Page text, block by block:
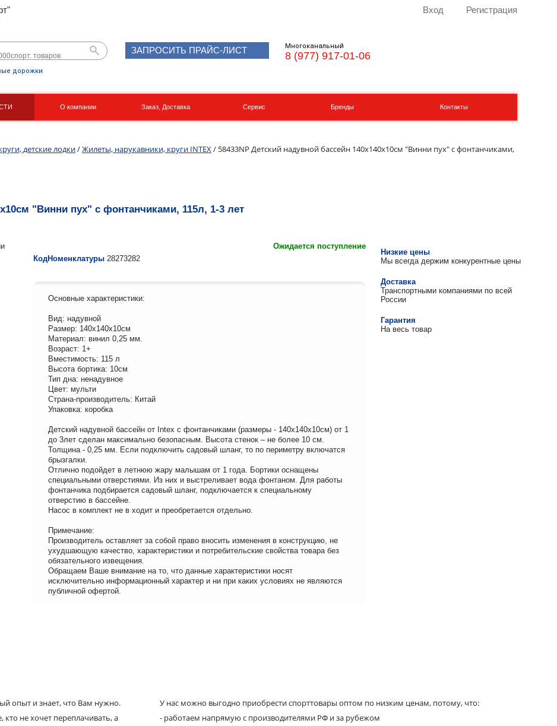
Вход Регистрация
дорожки
ЗАПРОСИТЬ ПРАЙС-ЛИСТ Многоканальный
8 (977) 917-01-06
О компании Заказ, Доставка Сервис Бренды Контакты
детские лодки/Жилеты, нарукавники, круги INTEX / 58433NP Детский надувной бассейн 140х140х10см "Винни пух" с фонтанчиками,
"Винни пух" с фонтанчиками, 115л, 1-3 лет
Ожидается поступление
КодНоменклатуры 28273282
Основные характеристики:
Вид: надувной
Размер: 140х140х10см
Материал: винил 0,25 мм.
Возраст: 1+
Вместимость: 115 л
Высота бортика: 10см
Тип дна: ненадувное
Цвет: мульти
Страна-производитель: Китай
Упаковка: коробка
Детский надувной бассейн от Intex с фонтанчиками (размеры - 140х140х10см) от 1
до 3лет сделан максимально безопасным. Высота стенок – не более 10 см.
Толщина - 0,25 мм. Если подключить садовый шланг, то по периметру включатся
брызгалки.
Отлично подойдет в летнюю жару малышам от 1 года. Бортики оснащены
специальными отверстиями. Из них и выстреливает вода фонтаном. Для работы
фонтанчика подбирается садовый шланг, подключается к специальному
отверстию в бассейне.
Насос в комплект не в ходит и преобретается отдельно.
Примечание:
Производитель оставляет за собой право вносить изменения в конструкцию, не
ухудшающую качество, характеристики и потребительские свойства товара без
обязательного извещения.
Обращаем Ваше внимание на то, что данные характеристики носят
исключительно информационный характер и ни при каких условиях не являются
публичной офертой.
Низкие цены
Мы всегда держим конкурентные цены
Доставка
Транспортными компаниями по всей
России
Гарантия
На весь товар
опыт и знает, что Вам нужно.
не хочет переплачивать, а
У нас можно выгодно приобрести спорттовары оптом по низким ценам, потому, что:
- работаем напрямую с производителями РФ и за рубежом